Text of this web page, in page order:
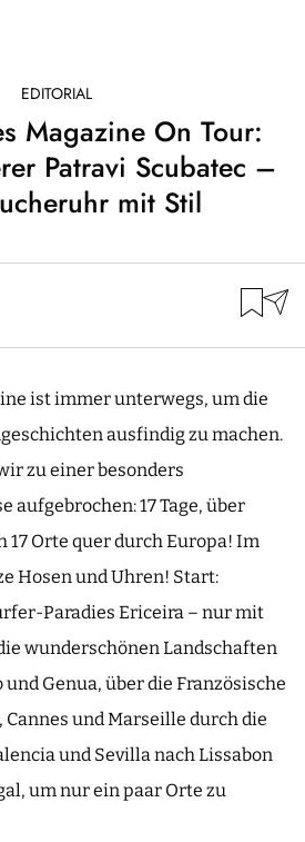
EDITORIAL
Magazine On Tour:
Patravi Scubatec –
mit Stil
ist immer unterwegs, um die
ausfindig zu machen.
zu einer besonders
aufgebrochen: 17 Tage, über
17 Orte quer durch Europa! Im
Hosen und Uhren! Start:
Paradies Ericeira – nur mit
wunderschönen Landschaften
Genua, über die Französische
Cannes und Marseille durch die
und Sevilla nach Lissabon
um nur ein paar Orte zu